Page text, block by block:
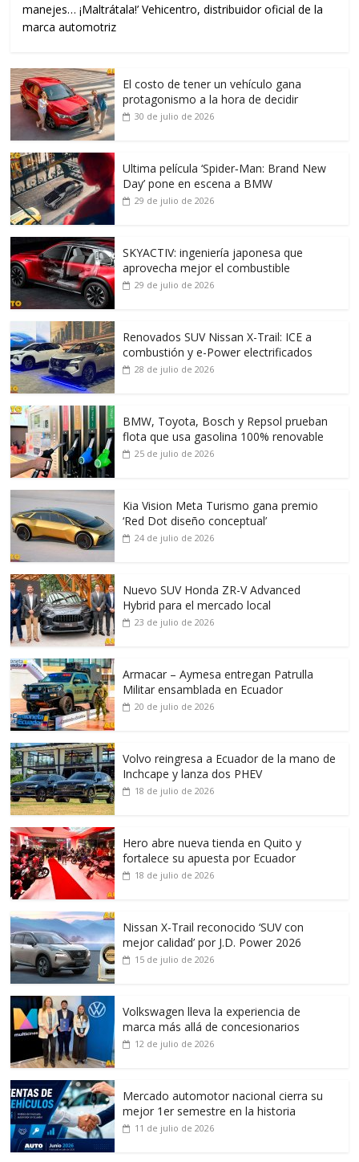
manejes… ¡Maltrátala!’ Vehicentro, distribuidor oficial de la
marca automotriz
El costo de tener un vehículo gana
protagonismo a la hora de decidir
30 de julio de 2026
Ultima película ‘Spider‑Man: Brand New
Day’ pone en escena a BMW
29 de julio de 2026
SKYACTIV: ingeniería japonesa que
aprovecha mejor el combustible
29 de julio de 2026
Renovados SUV Nissan X-Trail: ICE a
combustión y e-Power electrificados
28 de julio de 2026
BMW, Toyota, Bosch y Repsol prueban
flota que usa gasolina 100% renovable
25 de julio de 2026
Kia Vision Meta Turismo gana premio
‘Red Dot diseño conceptual’
24 de julio de 2026
Nuevo SUV Honda ZR-V Advanced
Hybrid para el mercado local
23 de julio de 2026
Armacar – Aymesa entregan Patrulla
Militar ensamblada en Ecuador
20 de julio de 2026
Volvo reingresa a Ecuador de la mano de
Inchcape y lanza dos PHEV
18 de julio de 2026
Hero abre nueva tienda en Quito y
fortalece su apuesta por Ecuador
18 de julio de 2026
Nissan X-Trail reconocido ‘SUV con
mejor calidad’ por J.D. Power 2026
15 de julio de 2026
Volkswagen lleva la experiencia de
marca más allá de concesionarios
12 de julio de 2026
Mercado automotor nacional cierra su
mejor 1er semestre en la historia
11 de julio de 2026